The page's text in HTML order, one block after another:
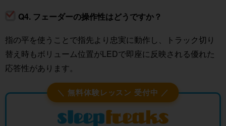
Q4. フェーダーの操作性はどうですか？
指の平を使うことで指先より忠実に動作し、トラック切り
替え時もボリューム位置がLEDで即座に反映される優れた
応答性があります。
＼ 無料体験レッスン 受付中 ／